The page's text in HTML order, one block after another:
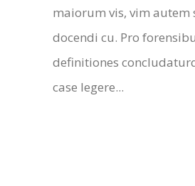
maiorum vis, vim autem
docendi cu. Pro
definitiones
case legere...